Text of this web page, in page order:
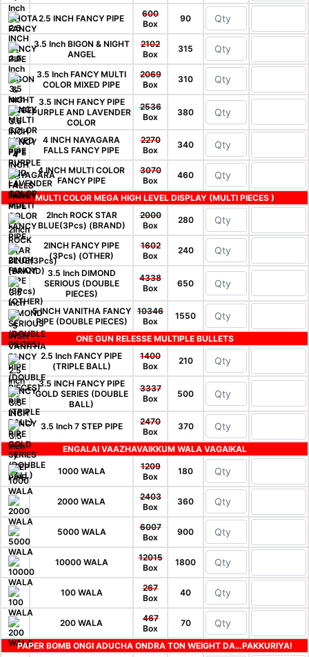
2.5 INCH FANCY PIPE
600
Box
90
3.5 Inch BIGON & NIGHT
ANGEL
2102
Box
315
3.5 Inch FANCY MULTI
COLOR MIXED PIPE
2069
Box
310
3.5 INCH FANCY PIPE
PURPLE AND LAVENDER
COLOR
2536
Box
380
4 INCH NAYAGARA
FALLS FANCY PIPE
2270
Box
340
4 INCH MULTI COLOR
FANCY PIPE
3070
Box
460
MULTI COLOR MEGA HIGH LEVEL DISPLAY (MULTI PIECES )
2Inch ROCK STAR
BLUE(3Pcs) (BRAND)
2000
Box
280
2INCH FANCY PIPE
(3Pcs) (OTHER)
1602
Box
240
3.5 Inch DIMOND
SERIOUS (DOUBLE
PIECES)
4338
Box
650
5 INCH VANITHA FANCY
PIPE (DOUBLE PIECES)
10346
Box
1550
ONE GUN RELESSE MULTIPLE BULLETS
2.5 Inch FANCY PIPE
(TRIPLE BALL)
1400
Box
210
3.5 INCH FANCY PIPE
GOLD SERIES (DOUBLE
BALL)
3337
Box
500
3.5 Inch 7 STEP PIPE
2470
Box
370
ENGALAI VAAZHAVAIKKUM WALA VAGAIKAL
1000 WALA
1209
Box
180
2000 WALA
2403
Box
360
5000 WALA
6007
Box
900
10000 WALA
12015
Box
1800
100 WALA
267
Box
40
200 WALA
467
Box
70
PAPER BOMB ONGI ADUCHA ONDRA TON WEIGHT DA…PAKKURIYA!